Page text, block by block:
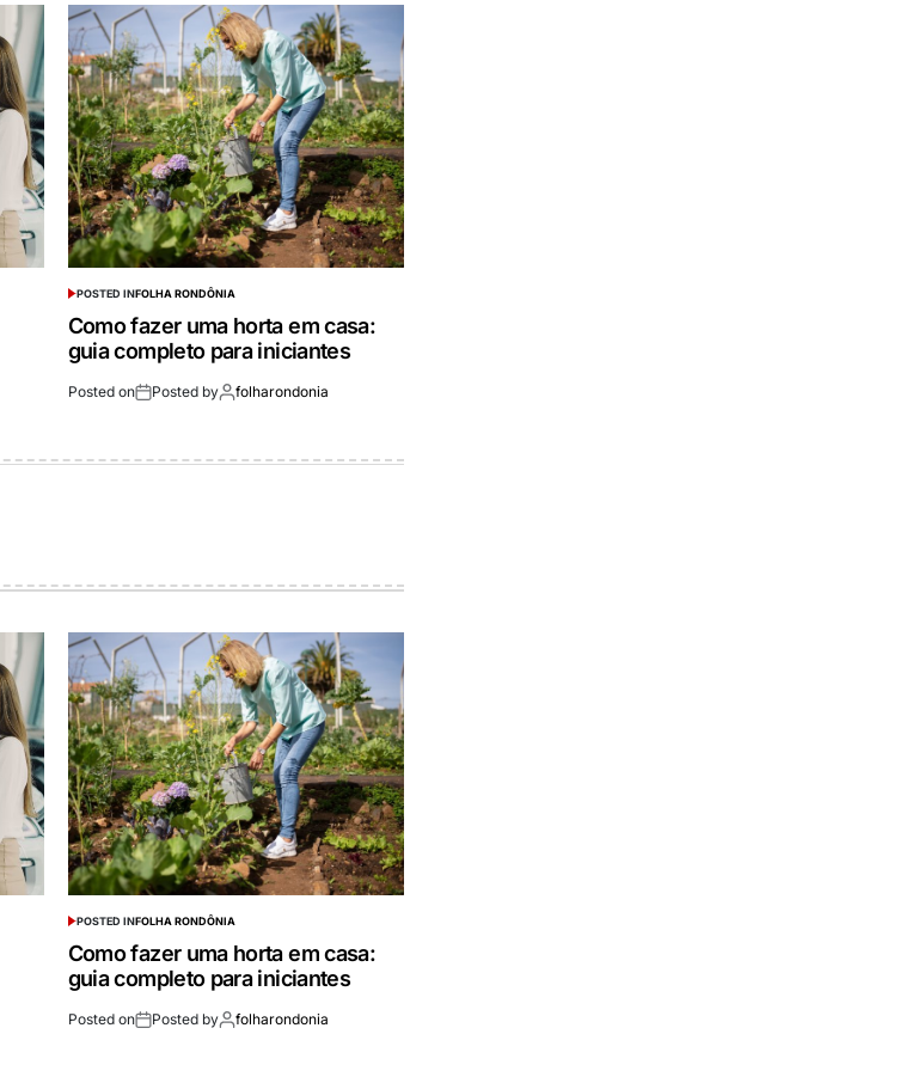
POSTED INFOLHA RONDÔNIA
Como fazer uma horta em casa:
guia completo para iniciantes
Posted on Posted by folharondonia
POSTED INFOLHA RONDÔNIA
Como fazer uma horta em casa:
guia completo para iniciantes
Posted on Posted by folharondonia